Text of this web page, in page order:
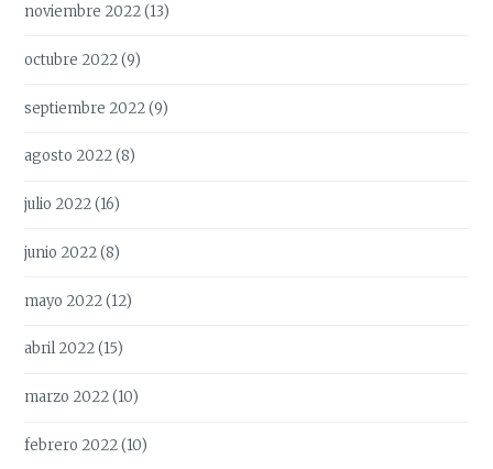
noviembre 2022(13)
octubre 2022(9)
septiembre 2022(9)
agosto 2022(8)
julio 2022(16)
junio 2022(8)
mayo 2022(12)
abril 2022(15)
marzo 2022(10)
febrero 2022(10)